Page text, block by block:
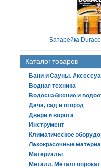
Батарейка
Каталог товаров
Бани и Сауны.
Водная техника
Водоснабжение и
Дача, сад и огород
Двери и ворота
Инструмент
Климатическое
Лакокрасочные
Материалы
Металл. Металлопрокат